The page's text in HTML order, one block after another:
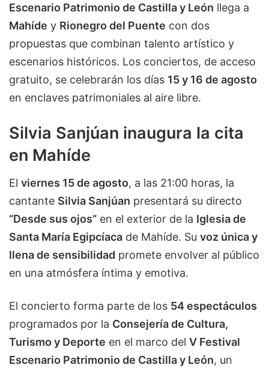
Escenario Patrimonio de Castilla y León llega a
Mahíde y Rionegro del Puente con dos
propuestas que combinan talento artístico y
escenarios históricos. Los conciertos, de acceso
gratuito, se celebrarán los días 15 y 16 de agosto
en enclaves patrimoniales al aire libre.
Silvia Sanjúan inaugura la cita
en Mahíde
El viernes 15 de agosto, a las 21:00 horas, la
cantante Silvia Sanjúan presentará su directo
“Desde sus ojos” en el exterior de la Iglesia de
Santa María Egipcíaca de Mahíde. Su voz única y
llena de sensibilidad promete envolver al público
en una atmósfera íntima y emotiva.
El concierto forma parte de los 54 espectáculos
programados por la Consejería de Cultura,
Turismo y Deporte en el marco del V Festival
Escenario Patrimonio de Castilla y León, un